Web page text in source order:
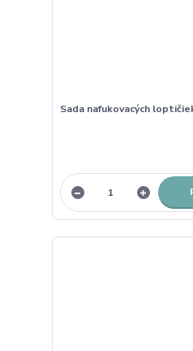
Sada nafukovacých